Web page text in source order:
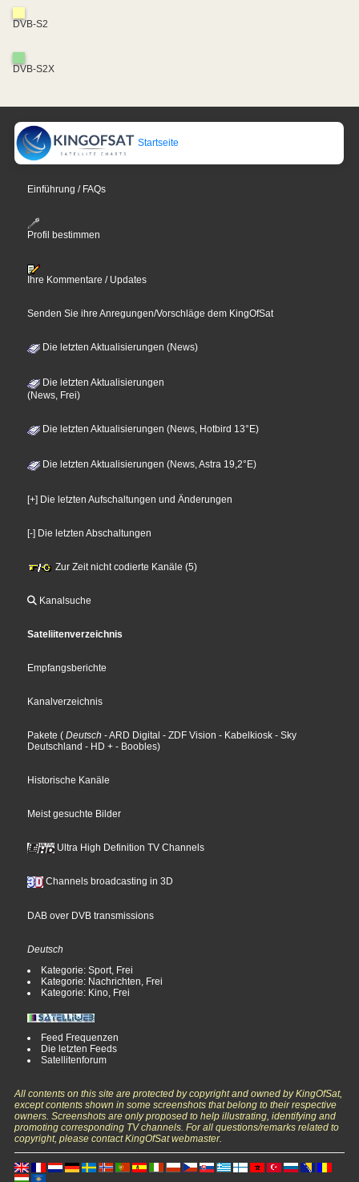
DVB-S2
DVB-S2X
Startseite
Einführung / FAQs
Profil bestimmen
Ihre Kommentare / Updates
Senden Sie ihre Anregungen/Vorschläge dem KingOfSat
Die letzten Aktualisierungen (News)
Die letzten Aktualisierungen
(News, Frei)
Die letzten Aktualisierungen (News, Hotbird 13°E)
Die letzten Aktualisierungen (News, Astra 19,2°E)
[+] Die letzten Aufschaltungen und Änderungen
[-] Die letzten Abschaltungen
Zur Zeit nicht codierte Kanäle (5)
Kanalsuche
Sateliitenverzeichnis
Empfangsberichte
Kanalverzeichnis
Pakete ( Deutsch - ARD Digital - ZDF Vision - Kabelkiosk - Sky
Deutschland - HD + - Boobles)
Historische Kanäle
Meist gesuchte Bilder
Ultra High Definition TV Channels
Channels broadcasting in 3D
DAB over DVB transmissions
Deutsch
Kategorie: Sport, Frei
Kategorie: Nachrichten, Frei
Kategorie: Kino, Frei
Feed Frequenzen
Die letzten Feeds
Satellitenforum
All contents on this site are protected by copyright and owned by KingOfSat,
except contents shown in some screenshots that belong to their respective
owners. Screenshots are only proposed to help illustrating, identifying and
promoting corresponding TV channels. For all questions/remarks related to
copyright, please contact KingOfSat webmaster.